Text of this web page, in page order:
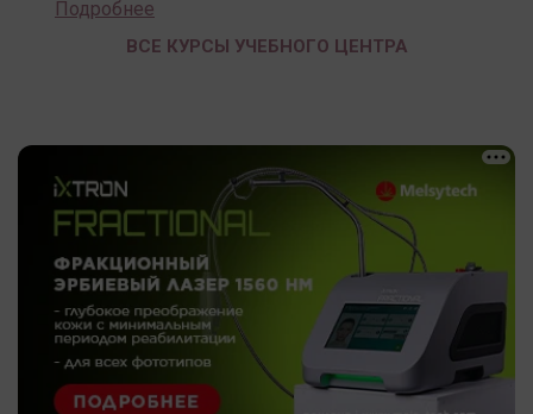
Подробнее
ВСЕ КУРСЫ УЧЕБНОГО ЦЕНТРА